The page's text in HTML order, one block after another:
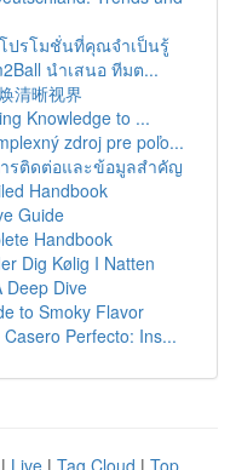
โปรโมชั่นที่คุณจำเป็นรู้
นำเสนอ ทีมต...
清晰视界
Knowledge to ...
zdroj pre poľo...
ารติดต่อและข้อมูลสำคัญ
Handbook
Guide
Handbook
Dig Kølig I Natten
Deep Dive
to Smoky Flavor
Perfecto: Ins...
| Live | Tag Cloud | Top